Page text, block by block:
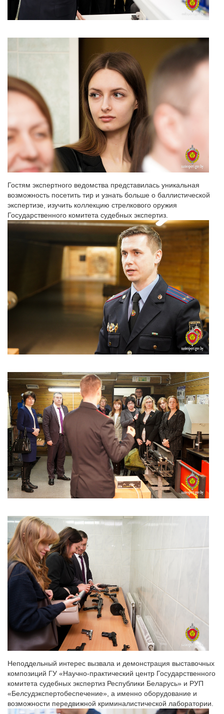
Гостям экспертного ведомства представилась уникальная
возможность посетить тир и узнать больше о баллистической
экспертизе, изучить коллекцию стрелкового оружия
Государственного комитета судебных экспертиз.
Неподдельный интерес вызвала и демонстрация выставочных
композиций ГУ «Научно-практический центр Государственного
комитета судебных экспертиз Республики Беларусь» и РУП
«Белсудэкспертобеспечение», а именно оборудование и
возможности передвижной криминалистической лаборатории.